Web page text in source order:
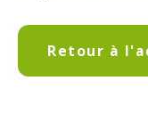
Retour à